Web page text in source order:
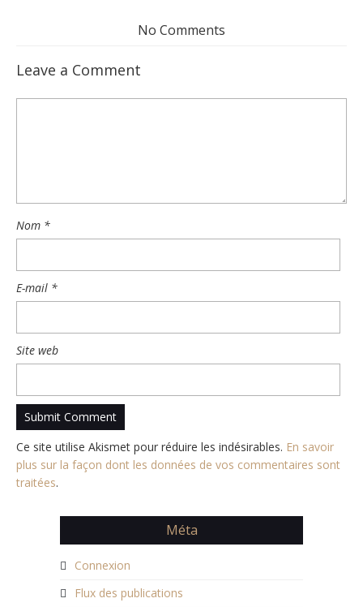
No Comments
Leave a Comment
Nom *
E-mail *
Site web
Ce site utilise Akismet pour réduire les indésirables. En savoir
plus sur la façon dont les données de vos commentaires sont
traitées.
Méta
Connexion
Flux des publications